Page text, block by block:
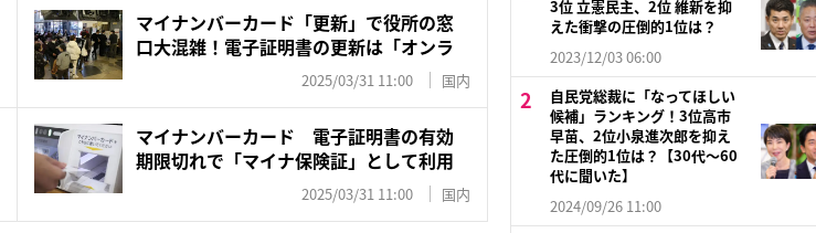
マイナンバーカード「更新」で役所の窓
口大混雑！電子証明書の更新は「オンラ
2025/03/31 11:00 国内
マイナンバーカード 電子証明書の有効
期限切れで「マイナ保険証」として利用
2025/03/31 11:00 国内
3位 立憲民主、2位 維新を抑
えた衝撃の圧倒的1位は？
2023/12/03 06:00
自民党総裁に「なってほしい
候補」ランキング！3位高市
早苗、2位小泉進次郎を抑え
た圧倒的1位は？【30代〜60
代に聞いた】
2024/09/26 11:00